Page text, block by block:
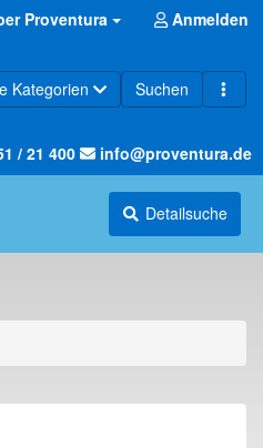
Proventura Anmelden
Kategorien Suchen
/ 21 400 info@proventura.de
Detailsuche